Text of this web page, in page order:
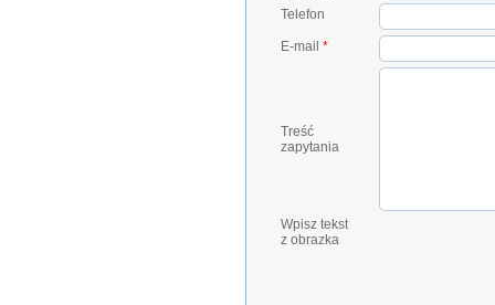
Telefon
E-mail *
Treść
zapytania
Wpisz tekst
z obrazka